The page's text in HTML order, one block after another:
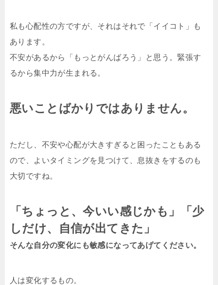
私も心配性の方ですが、それはそれで「イイコト」も
あります。
不安があるから「もっとがんばろう」と思う。緊張す
るから集中力が生まれる。
悪いことばかりではありません。
ただし、不安や心配が大きすぎると困ったこともある
ので、よいタイミングを見つけて、息抜きをするのも
大切ですね。
「ちょっと、今いい感じかも」「少
しだけ、自信が出てきた」
そんな自分の変化にも敏感になってあげてください。
人は変化するもの。